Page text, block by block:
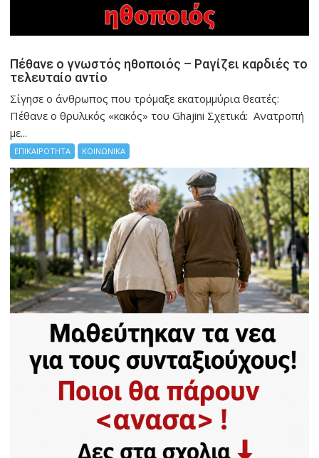
Πέθανε ο γνωστός ηθοποιός – Ραγίζει καρδιές το
τελευταίο αντίο
Σίγησε ο άνθρωπος που τρόμαξε εκατομμύρια θεατές:
Πέθανε ο θρυλικός «κακός» του Ghajini Σχετικά: Ανατροπή
με...
ΕΠΙΚΑΙΡΟΤΗΤΑ ΚΟΙΝΩΝΙΚΑ